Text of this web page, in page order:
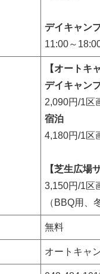
デイキャン
11:00～
【オートキ
デイキャン
2,090円/1区
宿泊
4,180円/1区
【芝生広場
3,150円/1区
（BBQ用、
無料
オートキャ